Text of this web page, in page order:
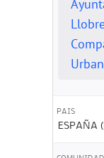
PAIS
ESPAÑA